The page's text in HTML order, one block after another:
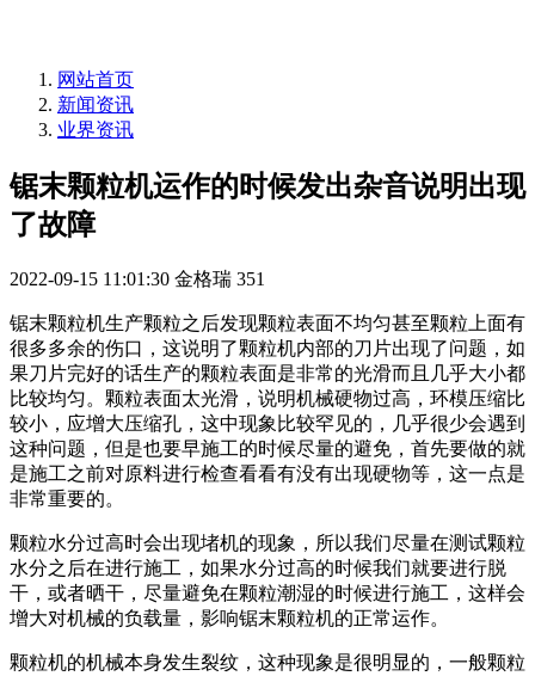
网站首页
新闻资讯
业界资讯
锯末颗粒机运作的时候发出杂音说明出现
了故障
2022-09-15 11:01:30 金格瑞 351
锯末颗粒机生产颗粒之后发现颗粒表面不均匀甚至颗粒上面有
很多多余的伤口，这说明了颗粒机内部的刀片出现了问题，如
果刀片完好的话生产的颗粒表面是非常的光滑而且几乎大小都
比较均匀。颗粒表面太光滑，说明机械硬物过高，环模压缩比
较小，应增大压缩孔，这中现象比较罕见的，几乎很少会遇到
这种问题，但是也要早施工的时候尽量的避免，首先要做的就
是施工之前对原料进行检查看看有没有出现硬物等，这一点是
非常重要的。
颗粒水分过高时会出现堵机的现象，所以我们尽量在测试颗粒
水分之后在进行施工，如果水分过高的时候我们就要进行脱
干，或者晒干，尽量避免在颗粒潮湿的时候进行施工，这样会
增大对机械的负载量，影响锯末颗粒机的正常运作。
颗粒机的机械本身发生裂纹，这种现象是很明显的，一般颗粒